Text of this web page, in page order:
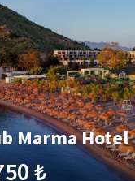
Marma Hotel
₺